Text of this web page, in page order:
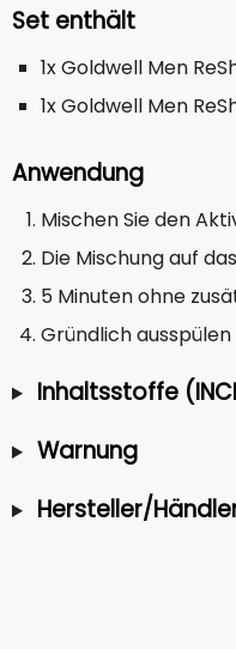
Set enthält
1x Goldwell Men
1x Goldwell Men
Anwendung
Mischen Sie den
Die Mischung auf
5 Minuten ohne
Gründlich
Inhaltsstoffe
Warnung
Hersteller/